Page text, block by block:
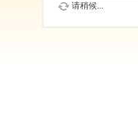
请稍候...